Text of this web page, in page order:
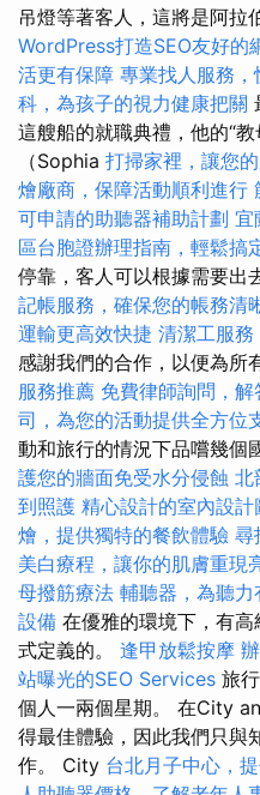
吊燈等著客人，這將是阿拉
WordPress打造SEO友好的
活更有保障 專業找人服務
科，為孩子的視力健康把關
這艘船的就職典禮，他的“教
（Sophia 打掃家裡，讓您
燴廠商，保障活動順利進行
可申請的助聽器補助計劃 宜
區台胞證辦理指南，輕鬆搞
停靠，客人可以根據需要出
記帳服務，確保您的帳務清
運輸更高效快捷 清潔工服務
感謝我們的合作，以便為所
服務推薦 免費律師詢問，
司，為您的活動提供全方位
動和旅行的情況下品嚐幾個
護您的牆面免受水分侵蝕 北
到照護 精心設計的室內設
燴，提供獨特的餐飲體驗 尋
美白療程，讓你的肌膚重現
母撥筋療法 輔聽器，為聽
設備 在優雅的環境下，有
式定義的。 逢甲放鬆按摩
站曝光的SEO Services 旅
個人一兩個星期。 在City
得最佳體驗，因此我們只與
作。 City 台北月子中心，